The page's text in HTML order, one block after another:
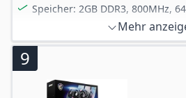
Speicher: 2GB DDR3, 800MHz,
Mehr
9